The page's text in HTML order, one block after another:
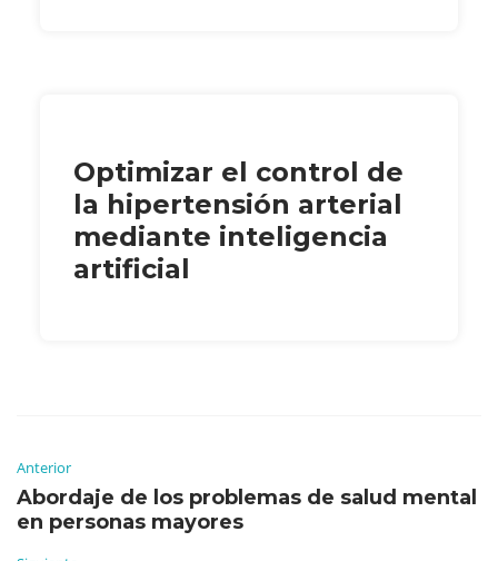
Optimizar el control de
la hipertensión arterial
mediante inteligencia
artificial
Anterior
Abordaje de los problemas de salud mental
en personas mayores